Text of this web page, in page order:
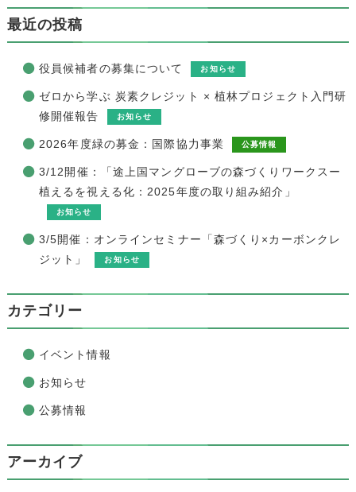
最近の投稿
役員候補者の募集について お知らせ
ゼロから学ぶ 炭素クレジット × 植林プロジェクト入門研
修開催報告
お知らせ
2026年度緑の募金：国際協力事業 公募情報
3/12開催：「途上国マングローブの森づくりワークスー
植えるを視える化：2025年度の取り組み紹介」
お知らせ
3/5開催：オンラインセミナー「森づくり×カーボンクレ
ジット」
お知らせ
カテゴリー
イベント情報
お知らせ
公募情報
アーカイブ